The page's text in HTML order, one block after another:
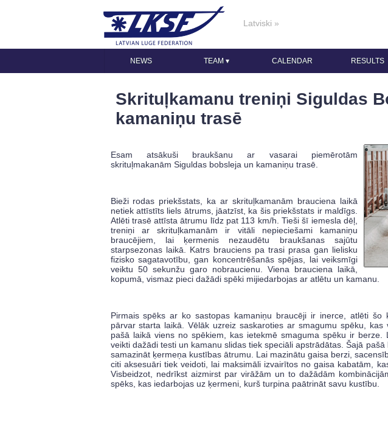
Latviski »
NEWS TEAM ▾ CALENDAR RESULTS
Skrituļkamanu treniņi Siguldas
kamaniņu trasē
Esam atsākuši braukšanu ar vasarai piemērotām
skrituļmakanām Siguldas bobsleja un kamaniņu trasē.
Bieži rodas priekšstats, ka ar skrituļkamanām brauciena laikā
netiek attīstīts liels ātrums, jāatzīst, ka šis priekšstats ir maldīgs.
Atlēti trasē attīsta ātrumu līdz pat 113 km/h. Tieši šī iemesla dēļ,
treniņi ar skrituļkamanām ir vitāli nepieciešami kamaniņu
braucējiem, lai ķermenis nezaudētu braukšanas sajūtu
starpsezonas laikā. Katrs brauciens pa trasi prasa gan lielisku
fizisko sagatavotību, gan koncentrēšanās spējas, lai veiksmīgi
veiktu 50 sekunžu garo nobraucienu. Viena brauciena laikā,
kopumā, vismaz pieci dažādi spēki mijiedarbojas ar atlētu un kamanu.
Pirmais spēks ar ko sastopas kamaniņu braucēji ir inerce, atlēti šo
pārvar starta laikā. Vēlāk uzreiz saskaroties ar smagumu spēku,
pašā laikā viens no spēkiem, kas ietekmē smaguma spēku ir
veikti dažādi testi un kamanu slidas tiek speciāli apstrādātas. Šajā
samazināt ķermeņa kustības ātrumu. Lai mazinātu gaisa berzi,
citi aksesuāri tiek veidoti, lai maksimāli izvairītos no gaisa kabatām,
Visbeidzot, nedrīkst aizmirst par virāžām un to dažādām
spēks, kas iedarbojas uz ķermeni, kurš turpina paātrināt savu kustību.